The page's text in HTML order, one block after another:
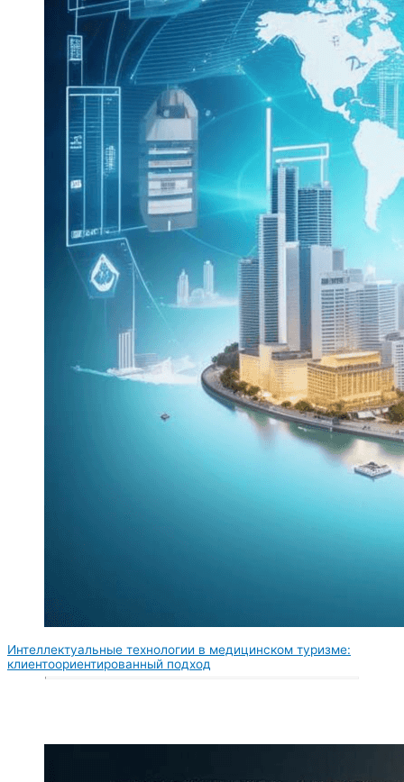
Интеллектуальные технологии в медицинском туризме:
клиентоориентированный подход